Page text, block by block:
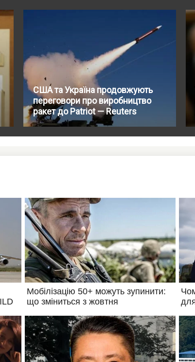
США та Україна продовжують
переговори про виробництво
ракет до Patriot — Reuters